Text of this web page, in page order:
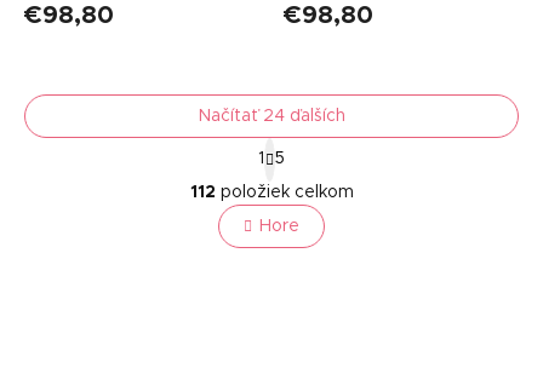
€98,80 €98,80
O
v
l
á
Načítať 24 ďalších
t
r
á
n
k
1
5
112 položiek celkom
Hore